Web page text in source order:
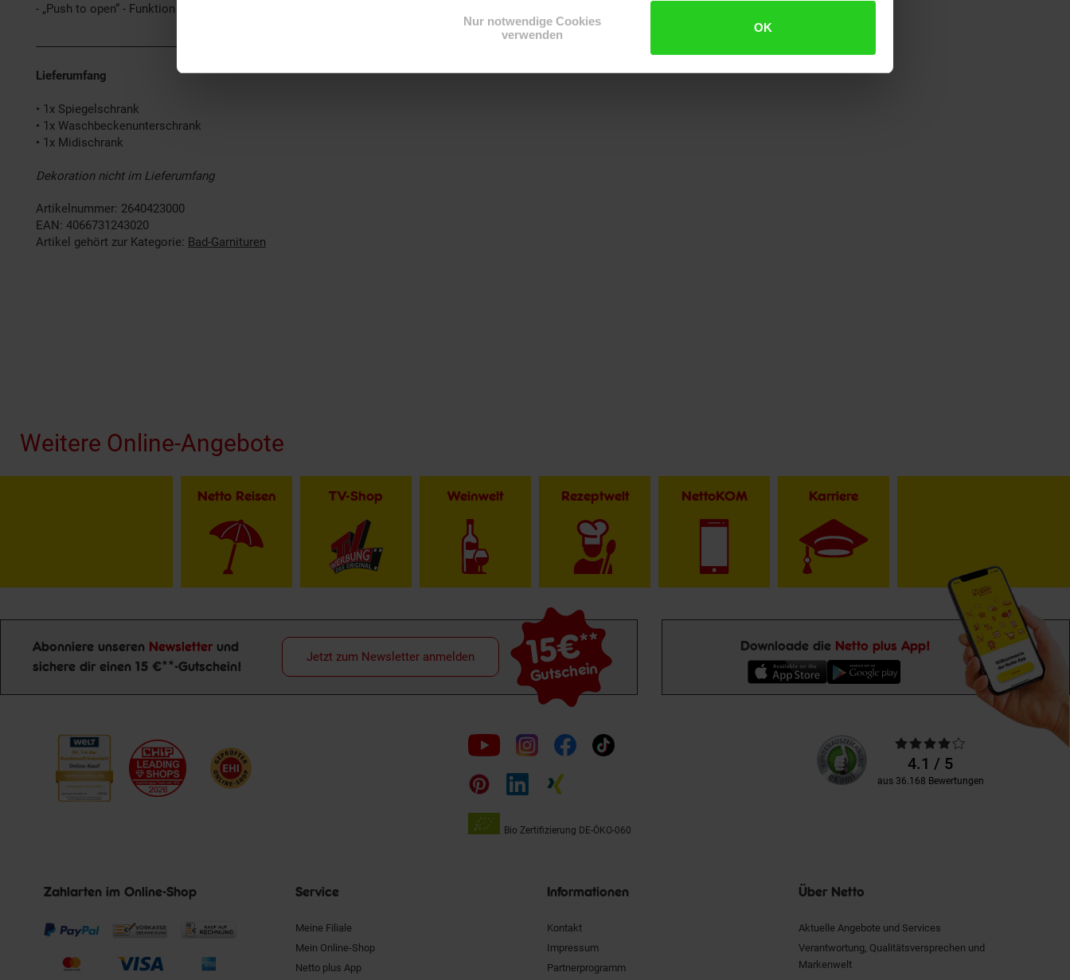
Nur notwendige Cookies
verwenden
OK
- „Push to open“ - Funktion
Lieferumfang
• 1x Spiegelschrank
• 1x Waschbeckenunterschrank
• 1x Midischrank
Dekoration nicht im Lieferumfang
Artikelnummer: 2640423000
EAN: 4066731243020
Artikel gehört zur Kategorie: Bad-Garnituren
Weitere Online-Angebote
Netto Reisen TV-Shop Weinwelt Rezeptwelt NettoKOM Karriere
Newsletter Anmeldung
Abonniere unseren Newsletter und
sichere dir einen 15 €**-Gutschein!
15€**
Gutschein
Jetzt zum Newsletter anmelden
Downloade die Netto plus App!
Folge
uns
auf
Bio Zertifizierung DE-ÖKO-060
Unsere
Kundenbewertungen
Durchschnittliche
Bewertungen4.1 / 5
aus 36.168 Bewertungen
Zahlarten im Online-Shop Service
Meine Filiale
Mein Online-Shop
Netto plus App
Informationen
Kontakt
Impressum
Partnerprogramm
Über Netto
Aktuelle Angebote und Services
Verantwortung, Qualitätsversprechen und
Markenwelt